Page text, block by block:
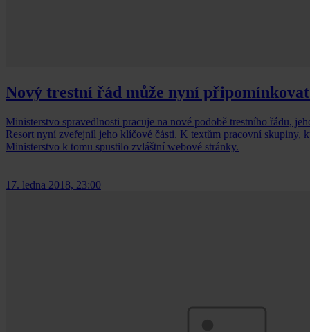
Nový trestní řád může nyní
Ministerstvo spravedlnosti pracuje na nové podobě trestního řádu,
Resort nyní zveřejnil jeho klíčové části. K textům pracovní skupiny,
Ministerstvo k tomu spustilo zvláštní webové stránky.
17. ledna 2018, 23:00